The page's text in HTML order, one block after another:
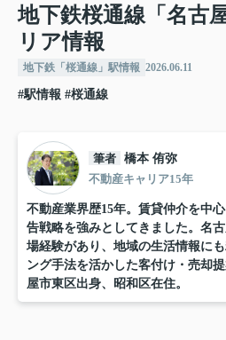
地下鉄桜通線「名古
リア情報
地下鉄「桜通線」駅情報 2026.06.11
#駅情報 #桜通線
筆者 橋本 侑弥
不動産キャリア15年
不動産業界歴15年。賃貸仲介を中
告戦略を強みとしてきました。名
場経験があり、地域の生活情報に
ング手法を活かした客付け・売却
屋市東区出身、昭和区在住。